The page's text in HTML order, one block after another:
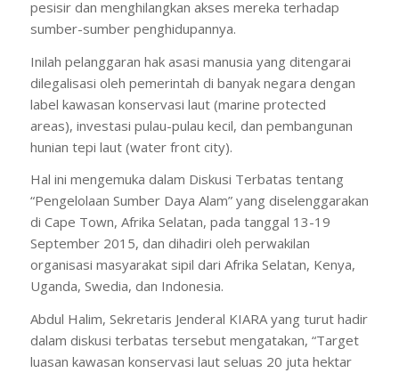
pesisir dan menghilangkan akses mereka terhadap
sumber-sumber penghidupannya.
Inilah pelanggaran hak asasi manusia yang ditengarai
dilegalisasi oleh pemerintah di banyak negara dengan
label kawasan konservasi laut (marine protected
areas), investasi pulau-pulau kecil, dan pembangunan
hunian tepi laut (water front city).
Hal ini mengemuka dalam Diskusi Terbatas tentang
“Pengelolaan Sumber Daya Alam” yang diselenggarakan
di Cape Town, Afrika Selatan, pada tanggal 13-19
September 2015, dan dihadiri oleh perwakilan
organisasi masyarakat sipil dari Afrika Selatan, Kenya,
Uganda, Swedia, dan Indonesia.
Abdul Halim, Sekretaris Jenderal KIARA yang turut hadir
dalam diskusi terbatas tersebut mengatakan, “Target
luasan kawasan konservasi laut seluas 20 juta hektar